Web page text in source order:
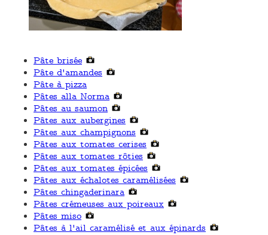
Pâte brisée
Pâte d'amandes
Pâte à pizza
Pâtes alla Norma
Pâtes au saumon
Pâtes aux aubergines
Pâtes aux champignons
Pâtes aux tomates cerises
Pâtes aux tomates rôties
Pâtes aux tomates épicées
Pâtes aux échalotes caramélisées
Pâtes chingaderinara
Pâtes crémeuses aux poireaux
Pâtes miso
Pâtes à l'ail caramélisé et aux épinards